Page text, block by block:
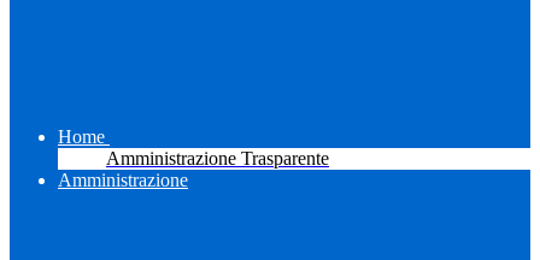
Home
Amministrazione Trasparente
Amministrazione